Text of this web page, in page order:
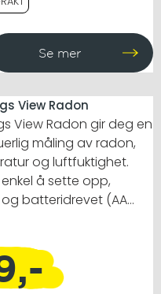
View Radon
View Radon gir deg en
måling av radon,
og luftfuktighet.
å sette opp,
og batteridrevet (AA
både kort- og
Ønsker du å